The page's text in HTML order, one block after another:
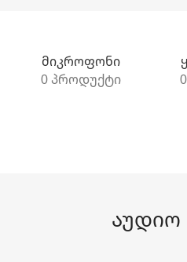
Მიკროფონი
0 პროდუქტი
აუდიო